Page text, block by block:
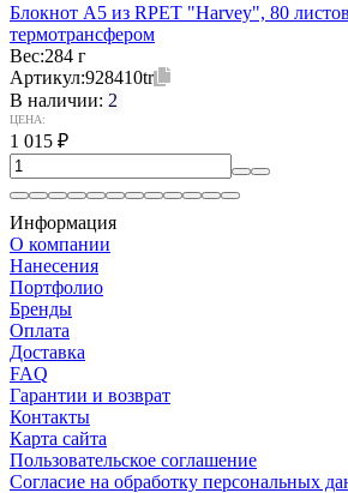
Блокнот А5 из RPET "Harvey", 80
термотрансфером
Вес:284 г
Артикул:928410tr
В наличии: 2
ЦЕНА:
1 015 ₽
Информация
О компании
Нанесения
Портфолио
Бренды
Оплата
Доставка
FAQ
Гарантии и возврат
Контакты
Карта сайта
Пользовательское соглашение
Согласие на обработку персональных